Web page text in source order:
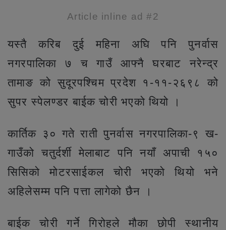
Article inline ad #2
यस्तै करिब दुई महिना अघि पनि पुनर्वास
नगरपालिका ७ च गाउँ आफ्नै घरबाट नरेन्द्र
तामाङ को सुदूरपश्चिम प्रदेश १-११-२६९८ को
सुपर स्पेलण्डर बाईक चोरी भएको थियो ।
कार्तिक ३० गते राती पुनर्वास नगरपालिका-९ ख-
गाउँको चतुर्दर्शी मेलाबाट पनि नयाँ अपाची १५०
सिसिको मोटरसाईकल चोरी भएको थियो भने
अहिलेसम्म पनि पत्ता लागेको छैन ।
बाईक चोरी गर्ने गिरोहले मौका छोपी स्थानीय